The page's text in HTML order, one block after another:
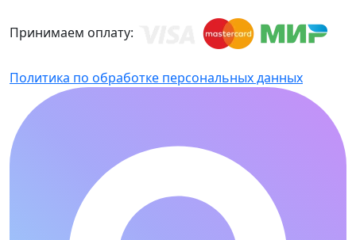
Принимаем оплату:
Политика по обработке персональных данных